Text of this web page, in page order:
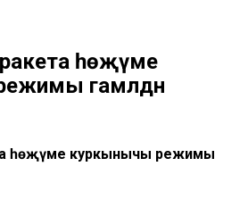
һөҗүме
гамәлдән
һөҗүме куркынычы режимы